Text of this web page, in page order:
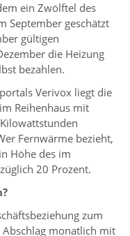
ein Zwölftel des
September geschätzt
gültigen
die Heizung
bezahlen.
Verivox liegt die
Reihenhaus mit
Fernwärme bezieht,
Höhe des im
20 Prozent.
zum
monatlich mit